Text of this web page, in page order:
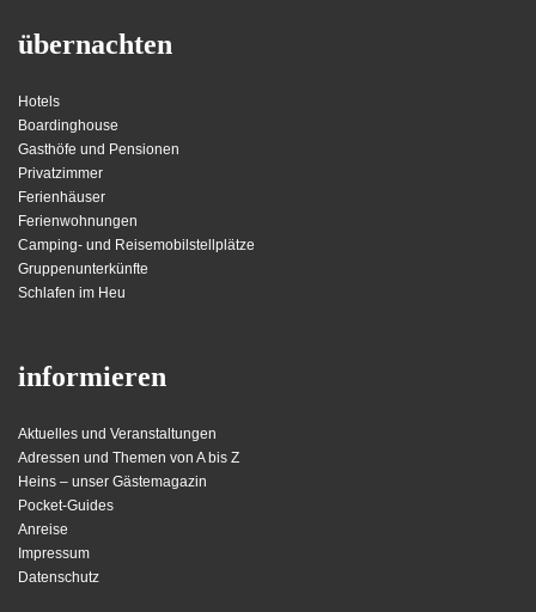
übernachten
Hotels
Boardinghouse
Gasthöfe und Pensionen
Privatzimmer
Ferienhäuser
Ferienwohnungen
Camping- und Reisemobilstellplätze
Gruppenunterkünfte
Schlafen im Heu
informieren
Aktuelles und Veranstaltungen
Adressen und Themen von A bis Z
Heins – unser Gästemagazin
Pocket-Guides
Anreise
Impressum
Datenschutz